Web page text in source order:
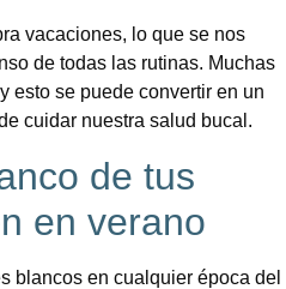
vacaciones, lo que se nos
de todas las rutinas. Muchas
esto se puede convertir en un
cuidar nuestra salud bucal.
de tus
en verano
blancos en cualquier época del